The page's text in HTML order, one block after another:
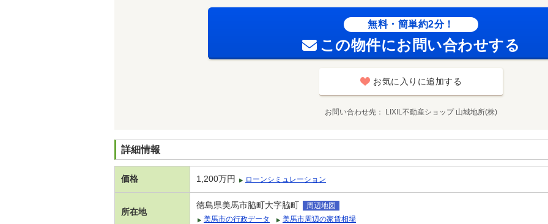
無料・簡単約2分！
この物件にお問い合わせする
お気に入りに追加する
お問い合わせ先 LIXIL不動産ショップ 山城地所(株)
詳細情報
価格 1,200万円 ローンシミュレーション
所在地
徳島県美馬市脇町大字脇町
周辺地図
美馬市の行政データ
美馬市周辺の家賃相場